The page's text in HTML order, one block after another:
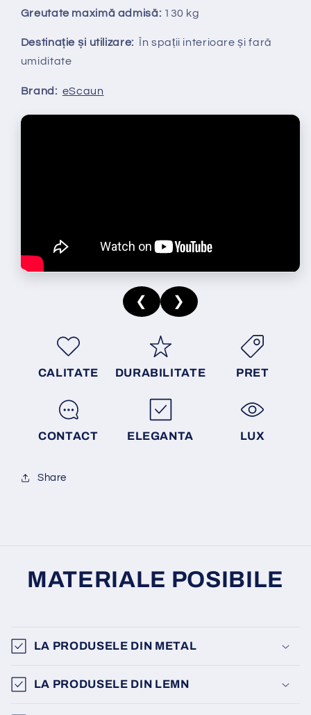
Greutate maximă admisă: 130 kg
Destinație și utilizare: În spații interioare și fară
umiditate
Brand: eScaun
❮ ❯
CALITATE DURABILITATE PRET
CONTACT ELEGANTA LUX
Share
MATERIALE POSIBILE
LA PRODUSELE DIN METAL
LA PRODUSELE DIN LEMN